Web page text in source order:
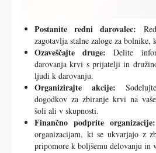
Postanite redni darovalec:
zagotavlja stalne zaloge za bolnike,
Ozaveščajte druge: Delite
darovanja krvi s prijatelji in
ljudi k darovanju.
Organizirajte akcije:
dogodkov za zbiranje krvi na
šoli ali v skupnosti.
Finančno podprite organizacije:
organizacijam, ki se ukvarjajo z
pripomore k boljšemu delovanju in